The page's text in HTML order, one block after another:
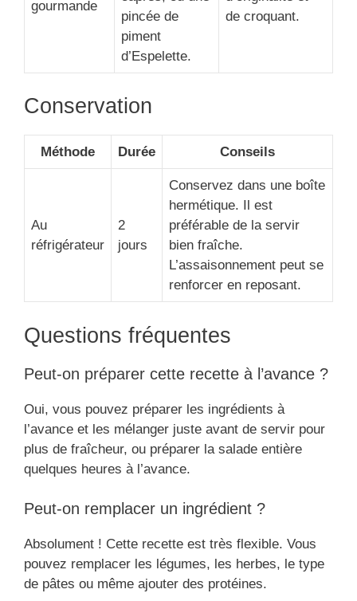
gourmande
pincée de
piment
d’Espelette.
de croquant.
Conservation
Méthode Durée Conseils
Au
réfrigérateur
2
jours
Conservez dans une boîte
hermétique. Il est
préférable de la servir
bien fraîche.
L’assaisonnement peut se
renforcer en reposant.
Questions fréquentes
Peut-on préparer cette recette à l’avance ?
Oui, vous pouvez préparer les ingrédients à
l’avance et les mélanger juste avant de servir pour
plus de fraîcheur, ou préparer la salade entière
quelques heures à l’avance.
Peut-on remplacer un ingrédient ?
Absolument ! Cette recette est très flexible. Vous
pouvez remplacer les légumes, les herbes, le type
de pâtes ou même ajouter des protéines.